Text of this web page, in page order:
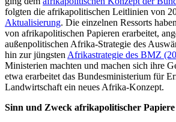
folgten die afrikapolitischen Leitlinien von
Aktualisierung. Die einzelnen Ressorts
von afrikapolitischen Papieren erarbeitet,
außenpolitischen Afrika-Strategie des
hin zur jüngsten Afrikastrategie des BMZ
Ministerien machten und machen sich ihre
etwa erarbeitet das Bundesministerium für
Landwirtschaft ein neues Afrika-Konzept.
Sinn und Zweck afrikapolitischer Papiere